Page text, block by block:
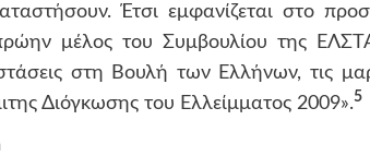
Έτσι εμφανίζεται στο
μέλος του Συμβουλίου της
στη Βουλή των Ελλήνων, τις
Διόγκωσης του Ελλείμματος 2009».5